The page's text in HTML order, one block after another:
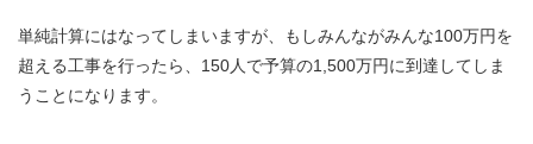
単純計算にはなってしまいますが、もしみんながみんな100万円を
超える工事を行ったら、150人で予算の1,500万円に到達してしま
うことになります。